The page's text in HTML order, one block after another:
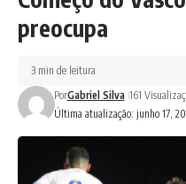
preocupa
Última atualização: junho 17,
PorGabriel Silva 161
3 min de leitura